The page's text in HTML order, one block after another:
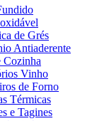
de Grés
Antiaderente
Cozinha
Vinho
de Forno
Térmicas
e Tagines